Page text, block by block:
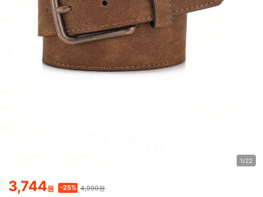
1/22
3,744원 -25% 4,990원